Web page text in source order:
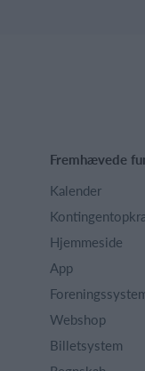
Fremhævede
Kalender
Hjemmeside
App
Webshop
Billetsystem